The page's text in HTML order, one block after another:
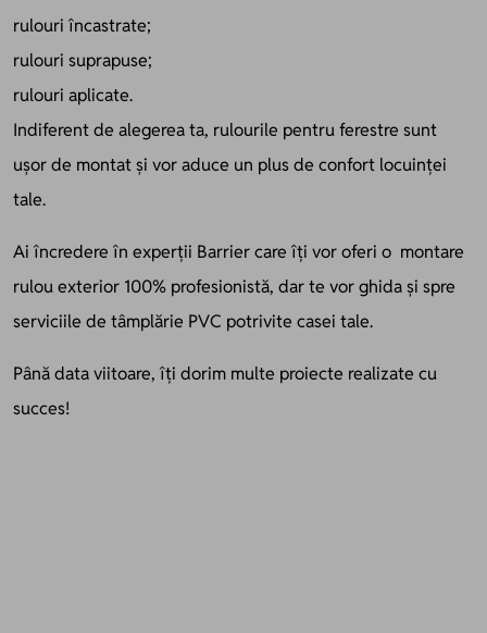
rulouri încastrate;
rulouri suprapuse;
rulouri aplicate.
Indiferent de alegerea ta, rulourile pentru ferestre sunt
ușor de montat și vor aduce un plus de confort locuinței
tale.
Ai încredere în experții Barrier care îți vor oferi o montare
rulou exterior 100% profesionistă, dar te vor ghida și spre
serviciile de tâmplărie PVC potrivite casei tale.
Până data viitoare, îți dorim multe proiecte realizate cu
succes!